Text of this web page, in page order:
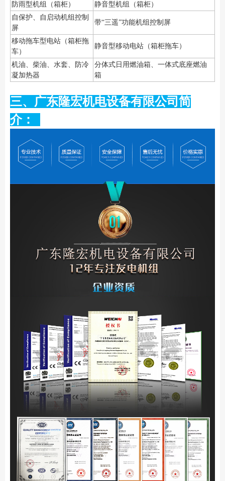
防雨型机组（箱柜）
静音型机组（箱柜）
自保护、自启动机组控制
屏
带“三遥”功能机组控制屏
移动拖车型电站（箱柜拖
车）
静音型移动电站（箱柜拖车）
机油、柴油、水套、防冷
凝加热器
分体式日用燃油箱、一体式底座燃油
箱
三、广东隆宏机电设备有限公司简
介：